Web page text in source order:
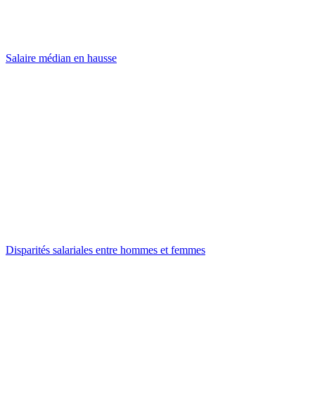
Salaire médian en hausse
Disparités salariales entre hommes et femmes